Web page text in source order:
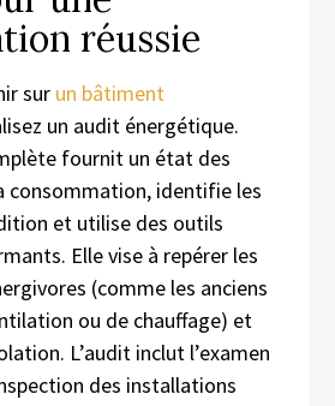
réussie
sur un bâtiment
un audit énergétique.
fournit un état des
consommation, identifie les
et utilise des outils
Elle vise à repérer les
(comme les anciens
ou de chauffage) et
L’audit inclut l’examen
des installations